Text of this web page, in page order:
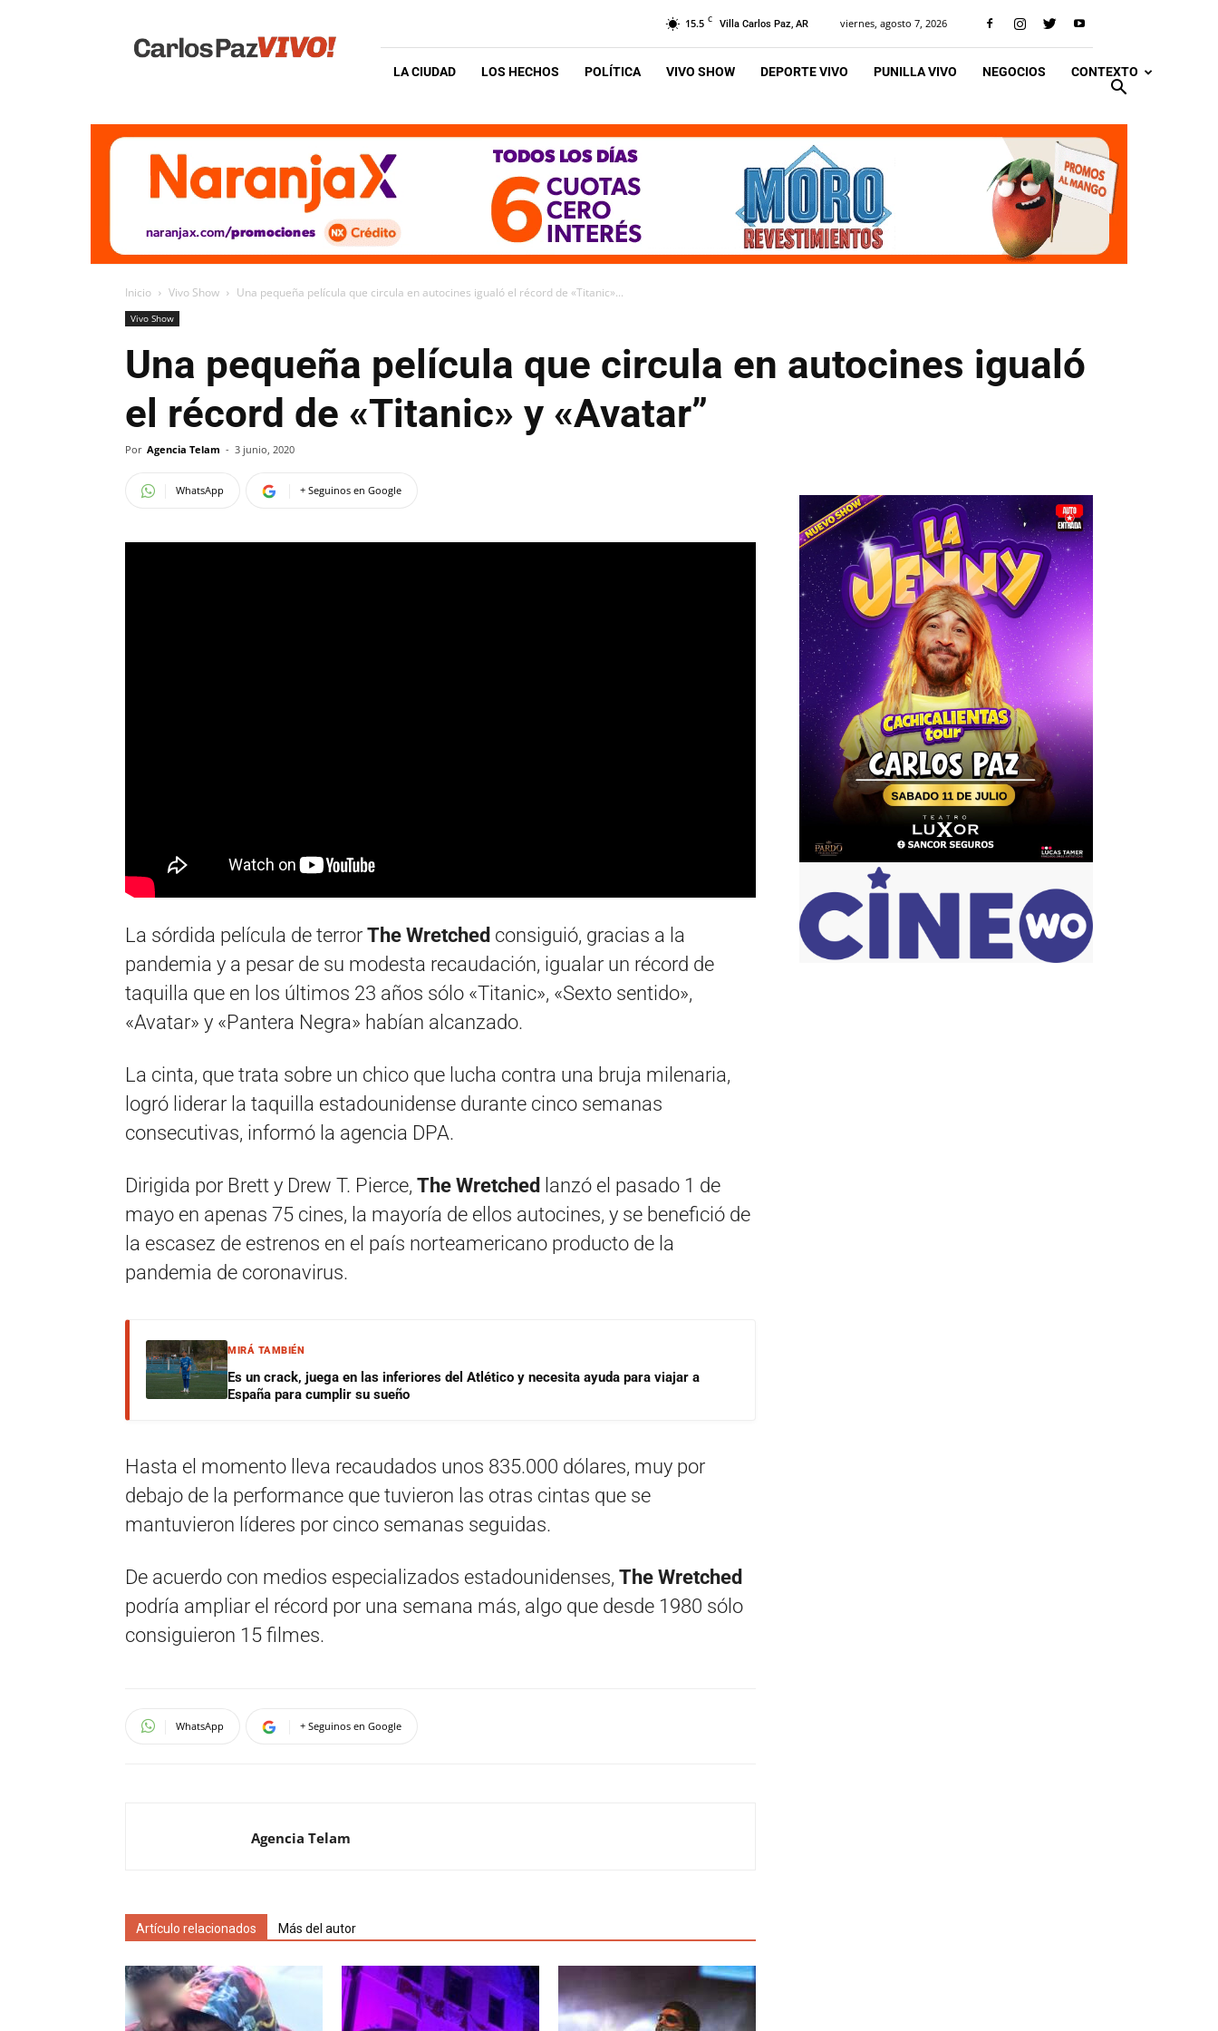
Vivo
15.5 C Villa Carlos Paz, AR viernes, agosto 7, 2026
LA CIUDAD LOS HECHOS POLÍTICA VIVO SHOW DEPORTE VIVO PUNILLA VIVO NEGOCIOS CONTEXTO
Inicio Vivo Show Una pequeña película que circula en autocines igualó el récord de «Titanic»...
Vivo Show
Una pequeña película que circula en autocines igualó
el récord de «Titanic» y «Avatar”
Por Agencia Telam - 3 junio, 2020
WhatsApp + Seguinos en Google
La sórdida película de terror The Wretched consiguió, gracias a la
pandemia y a pesar de su modesta recaudación, igualar un récord de
taquilla que en los últimos 23 años sólo «Titanic», «Sexto sentido»,
«Avatar» y «Pantera Negra» habían alcanzado.
La cinta, que trata sobre un chico que lucha contra una bruja milenaria,
logró liderar la taquilla estadounidense durante cinco semanas
consecutivas, informó la agencia DPA.
Dirigida por Brett y Drew T. Pierce, The Wretched lanzó el pasado 1 de
mayo en apenas 75 cines, la mayoría de ellos autocines, y se benefició de
la escasez de estrenos en el país norteamericano producto de la
pandemia de coronavirus.
MIRÁ TAMBIÉN
Es un crack, juega en las inferiores del Atlético y necesita ayuda para viajar a
España para cumplir su sueño
Hasta el momento lleva recaudados unos 835.000 dólares, muy por
debajo de la performance que tuvieron las otras cintas que se
mantuvieron líderes por cinco semanas seguidas.
De acuerdo con medios especializados estadounidenses, The Wretched
podría ampliar el récord por una semana más, algo que desde 1980 sólo
consiguieron 15 filmes.
WhatsApp + Seguinos en Google
Agencia Telam
Artículo relacionados Más del autor